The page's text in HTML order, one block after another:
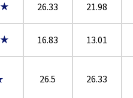
26.33 21.98
16.83 13.01
26.5 26.33